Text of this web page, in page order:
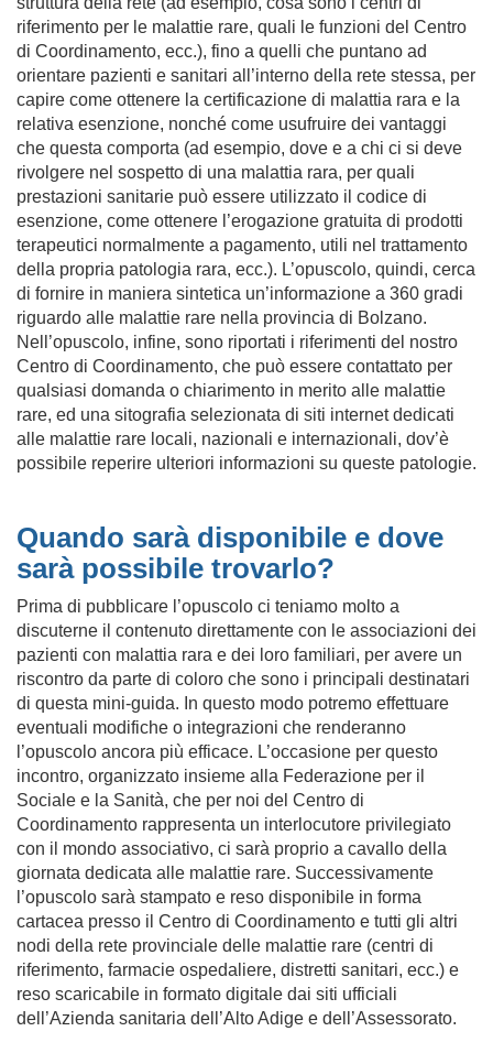
riferimento per le malattie rare, quali le funzioni del Centro
di Coordinamento, ecc.), fino a quelli che puntano ad
orientare pazienti e sanitari all’interno della rete stessa, per
capire come ottenere la certificazione di malattia rara e la
relativa esenzione, nonché come usufruire dei vantaggi
che questa comporta (ad esempio, dove e a chi ci si deve
rivolgere nel sospetto di una malattia rara, per quali
prestazioni sanitarie può essere utilizzato il codice di
esenzione, come ottenere l’erogazione gratuita di prodotti
terapeutici normalmente a pagamento, utili nel trattamento
della propria patologia rara, ecc.). L’opuscolo, quindi, cerca
di fornire in maniera sintetica un’informazione a 360 gradi
riguardo alle malattie rare nella provincia di Bolzano.
Nell’opuscolo, infine, sono riportati i riferimenti del nostro
Centro di Coordinamento, che può essere contattato per
qualsiasi domanda o chiarimento in merito alle malattie
rare, ed una sitografia selezionata di siti internet dedicati
alle malattie rare locali, nazionali e internazionali, dov’è
possibile reperire ulteriori informazioni su queste patologie.
Quando sarà disponibile e dove
sarà possibile trovarlo?
Prima di pubblicare l’opuscolo ci teniamo molto a
discuterne il contenuto direttamente con le associazioni dei
pazienti con malattia rara e dei loro familiari, per avere un
riscontro da parte di coloro che sono i principali destinatari
di questa mini-guida. In questo modo potremo effettuare
eventuali modifiche o integrazioni che renderanno
l’opuscolo ancora più efficace. L’occasione per questo
incontro, organizzato insieme alla Federazione per il
Sociale e la Sanità, che per noi del Centro di
Coordinamento rappresenta un interlocutore privilegiato
con il mondo associativo, ci sarà proprio a cavallo della
giornata dedicata alle malattie rare. Successivamente
l’opuscolo sarà stampato e reso disponibile in forma
cartacea presso il Centro di Coordinamento e tutti gli altri
nodi della rete provinciale delle malattie rare (centri di
riferimento, farmacie ospedaliere, distretti sanitari, ecc.) e
reso scaricabile in formato digitale dai siti ufficiali
dell’Azienda sanitaria dell’Alto Adige e dell’Assessorato.